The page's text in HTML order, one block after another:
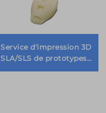
Service d'impression 3D
SLA/SLS de prototypes
rapides au laser en